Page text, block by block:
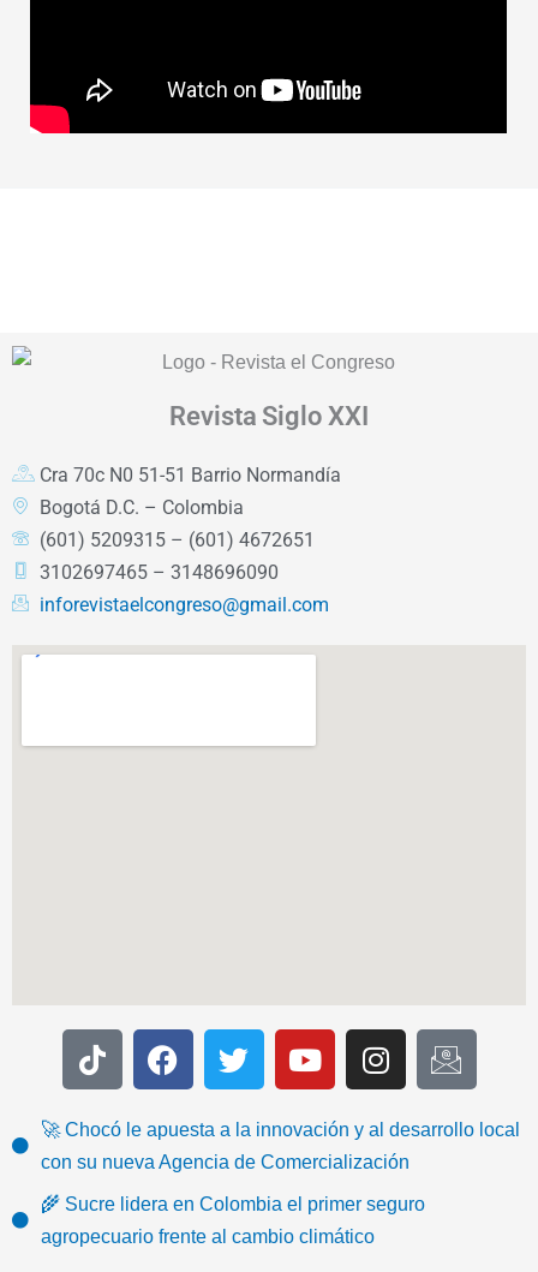
Revista Siglo XXI
Cra 70c N0 51-51 Barrio Normandía
Bogotá D.C. – Colombia
(601) 5209315 – (601) 4672651
3102697465 – 3148696090
inforevistaelcongreso@gmail.com
T
i
t
o
k
F
a
e
b
o
o
k
T
w
t
t
e
Y
o
t
u
b
e
I
n
t
a
g
I
c
n
🚀 Chocó le apuesta a la innovación y al desarrollo local
con su nueva Agencia de Comercialización
🌾 Sucre lidera en Colombia el primer seguro
agropecuario frente al cambio climático